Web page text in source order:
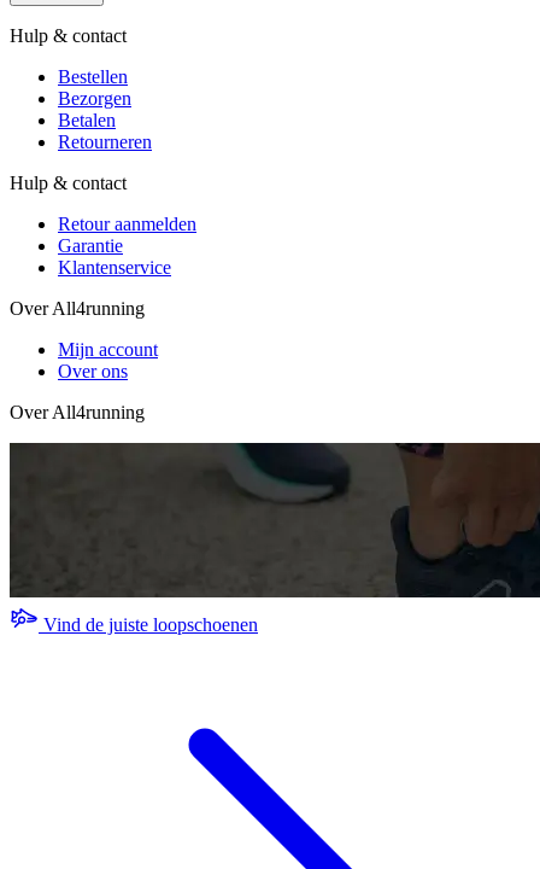
Hulp & contact
Bestellen
Bezorgen
Betalen
Retourneren
Hulp & contact
Retour aanmelden
Garantie
Klantenservice
Over All4running
Mijn account
Over ons
Over All4running
Vind de juiste loopschoenen